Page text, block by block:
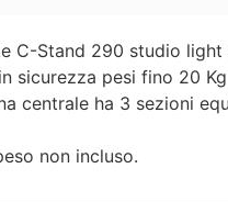
C-Stand 290 studio
sicurezza pesi fino 20
centrale ha 3 sezioni
non incluso.